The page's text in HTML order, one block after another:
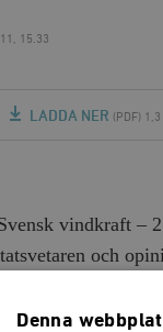
15.33
LADDA NER (PDF) 1,3
vindkraft –
och
och
enDenna